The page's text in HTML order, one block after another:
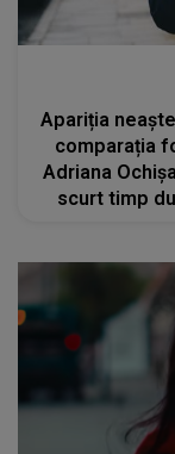
Apariția
comparația
Adriana
scurt timp